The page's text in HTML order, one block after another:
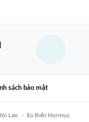
sách bảo mật
Lào
Eo Biển Hormuz